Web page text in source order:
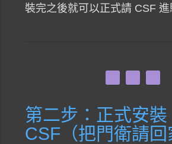
裝完之後就可以正式請 CSF 進
第二步：正式安裝
CSF（把門衛請回